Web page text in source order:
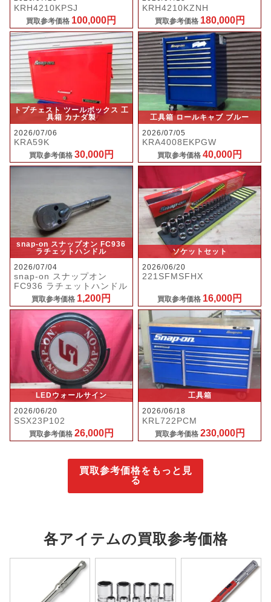
KRH4210KPSJ
買取参考価格 100,000円
KRH4210KZNH
買取参考価格 180,000円
トプチェスト ツールボックス 工
具箱 カナダ製
2026/07/06
KRA59K
買取参考価格 30,000円
工具箱 ロールキャブ ブルー
2026/07/05
KRA4008EKPGW
買取参考価格40,000円
snap-on スナップオン FC936
ラチェットハンドル
2026/07/04
snap-on スナップオン
FC936 ラチェットハンドル
買取参考価格 1,200円
ソケットセット
2026/06/20
221SFMSFHX
買取参考価格 16,000円
LEDウォールサイン
2026/06/20
SSX23P102
買取参考価格 26,000円
工具箱
2026/06/18
KRL722PCM
買取参考価格 230,000円
買取参考価格をもっと見
る
各アイテムの買取参考価格